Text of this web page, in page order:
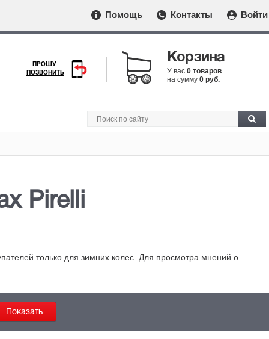
Помощь Контакты Войти
ПРОШУ
ПОЗВОНИТЬ
Корзина
У вас 0 товаров
на сумму 0 руб.
Pirelli
только для зимних колес. Для просмотра мнений о